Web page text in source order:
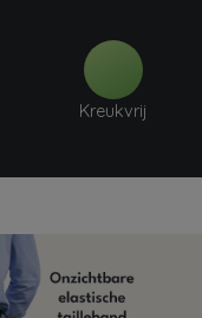
Kreukvrij